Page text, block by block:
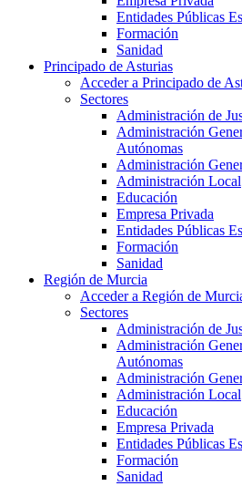
Entidades Públicas
Formación
Sanidad
Principado de Asturias
Acceder a Principado de
Sectores
Administración de
Administración
Autónomas
Administración
Administración Local
Educación
Empresa Privada
Entidades Públicas
Formación
Sanidad
Región de Murcia
Acceder a Región de
Sectores
Administración de
Administración
Autónomas
Administración
Administración Local
Educación
Empresa Privada
Entidades Públicas
Formación
Sanidad